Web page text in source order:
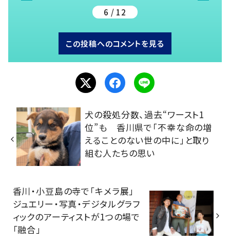
6 / 12
この投稿へのコメントを見る
犬の殺処分数、過去“ワースト1
位”も 香川県で「不幸な命の増
えることのない世の中に」と取り
組む人たちの思い
香川・小豆島の寺で「キメラ展」
ジュエリー・写真・デジタルグラフ
ィックのアーティストが1つの場で
「融合」